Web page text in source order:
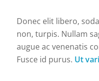
Donec elit libero,
non, turpis. Nullam
augue ac venenatis
Fusce id purus. Ut